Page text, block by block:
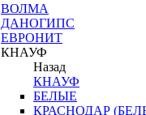
ВОЛМА
ДАНОГИПС
ЕВРОНИТ
КНАУФ
Назад
КНАУФ
БЕЛЫЕ
КРАСНОДАР